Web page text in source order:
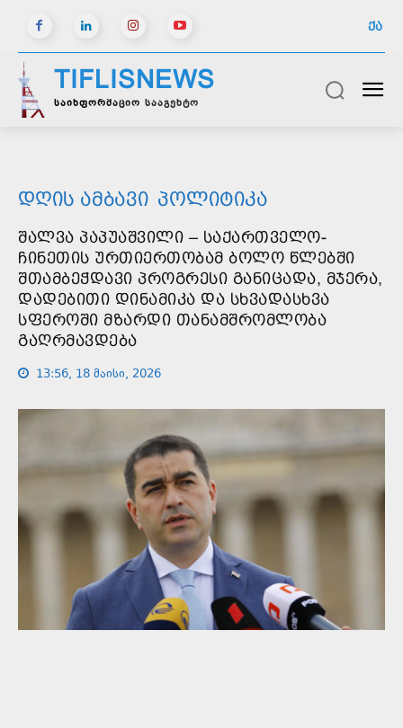
ᲥᲐ
TIFLISNEWS
საინფორმაციო სააგენტო
ᲓᲦᲘᲡ ᲐᲛᲑᲐᲕᲘ ᲞᲝᲚᲘᲢᲘᲙᲐ
ᲨᲐᲚᲕᲐ ᲞᲐᲞᲣᲐᲨᲕᲘᲚᲘ – ᲡᲐᲥᲐᲠᲗᲕᲔᲚᲝ-
ᲩᲘᲜᲔᲗᲘᲡ ᲣᲠᲗᲘᲔᲠᲗᲝᲑᲐᲛ ᲑᲝᲚᲝ ᲬᲚᲔᲑᲨᲘ
ᲨᲗᲐᲛᲑᲔᲭᲓᲐᲕᲘ ᲞᲠᲝᲒᲠᲔᲡᲘ ᲒᲐᲜᲘᲪᲐᲓᲐ, ᲛᲯᲔᲠᲐ,
ᲓᲐᲓᲔᲑᲘᲗᲘ ᲓᲘᲜᲐᲛᲘᲙᲐ ᲓᲐ ᲡᲮᲕᲐᲓᲐᲡᲮᲕᲐ
ᲡᲤᲔᲠᲝᲨᲘ ᲛᲖᲐᲠᲓᲘ ᲗᲐᲜᲐᲛᲨᲠᲝᲛᲚᲝᲑᲐ
ᲒᲐᲦᲠᲛᲐᲕᲓᲔᲑᲐ
13:56, 18 მაისი, 2026